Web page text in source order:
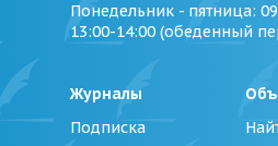
Понедельник - пятница:
13:00-14:00 (обеденный
Журналы
Подписка